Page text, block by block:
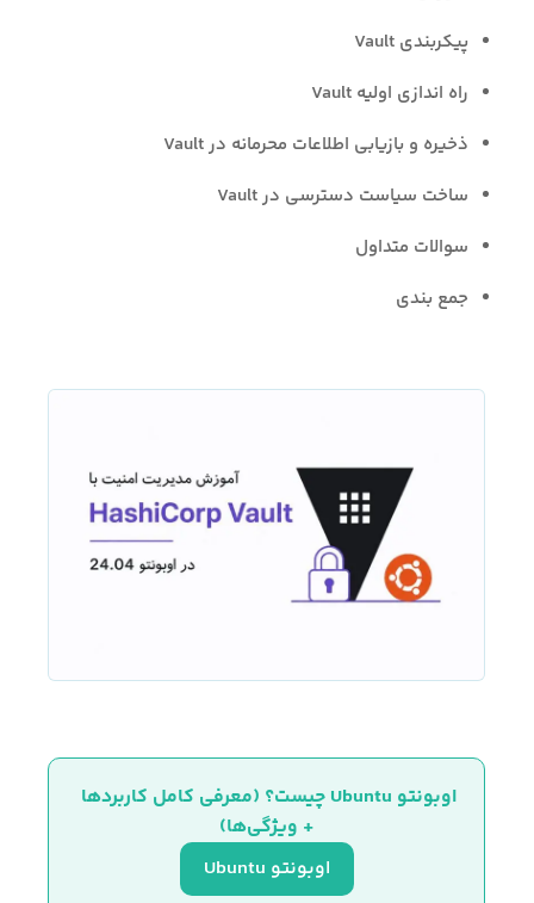
پیکربندی Vault
راه‌ اندازی اولیه Vault
ذخیره و بازیابی اطلاعات محرمانه در Vault
ساخت سیاست دسترسی در Vault
سوالات متداول
جمع بندی
اوبونتو Ubuntu چیست؟ (معرفی کامل کاربردها
+ ویژگی‌ها)
اوبونتو Ubuntu